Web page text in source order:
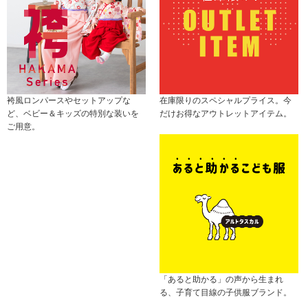
袴風ロンパースやセットアップな
ど、ベビー＆キッズの特別な装いを
ご用意。
在庫限りのスペシャルプライス。今
だけお得なアウトレットアイテム。
「あると助かる」の声から生まれ
る、子育て目線の子供服ブランド。